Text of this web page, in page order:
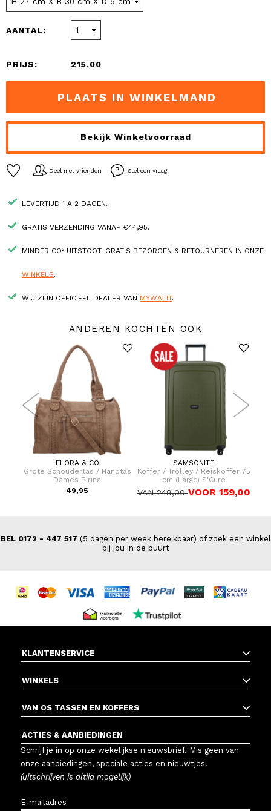
AANTAL:
PRIJS: 215,00
PLAATS IN WINKELMAND
Bekijk Winkelvoorraad
Deel met vrienden Stel een vraag
LEVERTIJD 1 A 2 DAGEN.
GRATIS VERZENDING VANAF €44,95.
MINDER CO² UITSTOOT: GRATIS BEZORGEN & RETOURNEREN IN ONZE
WINKELS.
WIJ ZIJN OFFICIEEL DEALER VAN MYWALIT.
ANDEREN KOCHTEN OOK
FLORA & CO
Grote Schoudertas / Handtas
Dames Birina
49,95
SAMSONITE
Koffer / Trolley / Reiskoffer 75
cm (Large) S'Cure
VAN 249,00VOOR 159,00
BEL 0172 - 447 517 (5 dagen per week bereikbaar) of zoek een winkel
bij jou in de buurt
KLANTENSERVICE
WINKELS
VAN OS TASSEN EN KOFFERS
ACTIES & AANBIEDINGEN
Schrijf je in op onze wekelijkse nieuwsbrief. Mis geen van
onze aanbiedingen, speciale acties en nieuwtjes.
(uitschrijven is altijd mogelijk)
E-mailadres